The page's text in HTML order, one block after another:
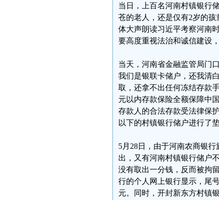
当日，上百名河南村镇银行
苍的老人，还是仅有2岁的
体大声朗读习近平考察河南
要高度重视法治和诚信建设
当天，河南省金融监管局门
我们是银联卡储户，还我清
取，还拿不出任何冻结存款
元以内存款保险全额保障中
存款人的合法存款受法律保
以下的村镇银行储户进行了
5月28日，由于河南农商银
出，又有河南村镇银行储户
没有取出一分钱，反而被拘
行的个人网上银行显示，尾
元。同时，开封新东方村镇